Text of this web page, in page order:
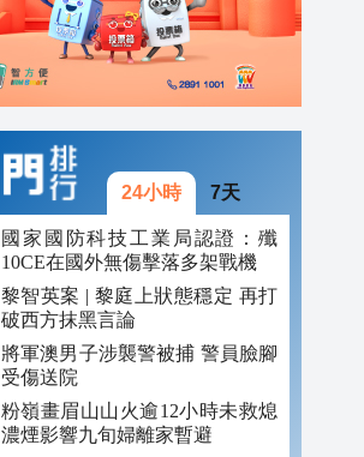
24小時 7天
國家國防科技工業局認證：殲
10CE在國外無傷擊落多架戰機
黎智英案 | 黎庭上狀態穩定 再打
破西方抹黑言論
將軍澳男子涉襲警被捕 警員臉腳
受傷送院
粉嶺畫眉山山火逾12小時未救熄
濃煙影響九旬婦離家暫避